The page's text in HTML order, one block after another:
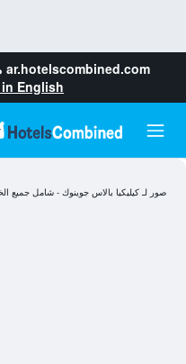
ar.hotelscombined.com
English
صور لـ كيليكيا بالاس جوينوك - شامل جميع